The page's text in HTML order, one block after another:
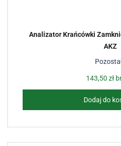
Analizator Krańcówki
AKZ
143,50 zł
Dodaj do